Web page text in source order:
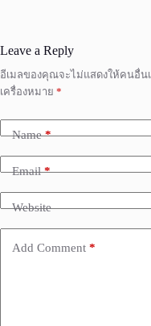
Leave a Reply
อีเมลของคุณจะไม่แสดงให้คนอื่น
เครื่องหมาย *
Name*
Email*
Website
Add Comment *